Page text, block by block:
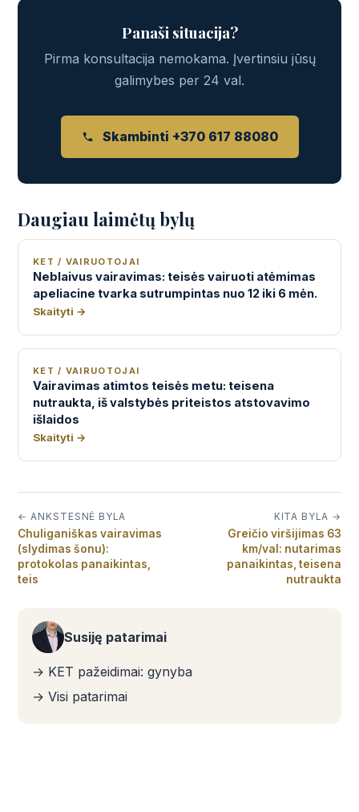
Panaši situacija?
Pirma konsultacija nemokama. Įvertinsiu jūsų
galimybes per 24 val.
Skambinti +370 617 88080
Daugiau laimėtų bylų
KET / VAIRUOTOJAI
Neblaivus vairavimas: teisės vairuoti atėmimas
apeliacine tvarka sutrumpintas nuo 12 iki 6 mėn.
Skaityti →
KET / VAIRUOTOJAI
Vairavimas atimtos teisės metu: teisena
nutraukta, iš valstybės priteistos atstovavimo
išlaidos
Skaityti →
← ANKSTESNĖ BYLA
Chuliganiškas vairavimas
(slydimas šonu):
protokolas panaikintas,
teis
KITA BYLA →
Greičio viršijimas 63
km/val: nutarimas
panaikintas, teisena
nutraukta
Susiję patarimai
→ KET pažeidimai: gynyba
→ Visi patarimai